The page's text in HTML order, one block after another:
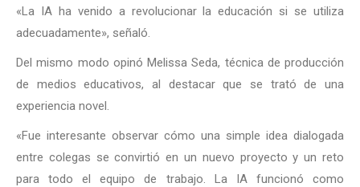
«La IA ha venido a revolucionar la educación si se utiliza
adecuadamente», señaló.
Del mismo modo opinó Melissa Seda, técnica de producción
de medios educativos, al destacar que se trató de una
experiencia novel.
«Fue interesante observar cómo una simple idea dialogada
entre colegas se convirtió en un nuevo proyecto y un reto
para todo el equipo de trabajo. La IA funcionó como